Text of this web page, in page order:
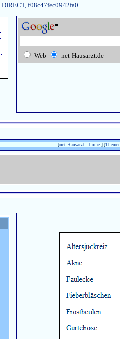
f08c47fec0942fa0
Web net-Hausarzt.de
[net-Hausarzt -home-] [